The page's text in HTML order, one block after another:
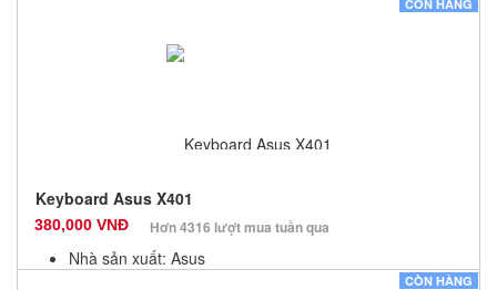
Bảo hành: 12 Tháng
Số lượng: 100
CÒN HÀNG
Keyboard Asus X401
380,000 VNĐ Hơn 4316 lượt mua tuần qua
Nhà sản xuất: Asus
CÒN HÀNG